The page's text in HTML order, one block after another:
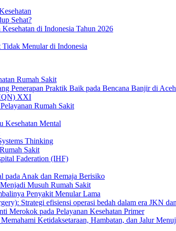
Sehat?
di Indonesia Tahun 2026
Menular di Indonesia
Rumah Sakit
Penerapan Praktik Baik pada Bencana Banjir di Aceh
XXI
Rumah Sakit
Kesehatan Mental
Thinking
Sakit
Faderation (IHF)
pada Anak dan Remaja Berisiko
Musuh Rumah Sakit
Penyakit Menular Lama
Strategi efisiensi operasi bedah dalam era JKN
Merokok pada Pelayanan Kesehatan Primer
Ketidaksetaraan, Hambatan, dan Jalur